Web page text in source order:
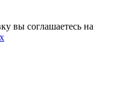
вы соглашаетесь на